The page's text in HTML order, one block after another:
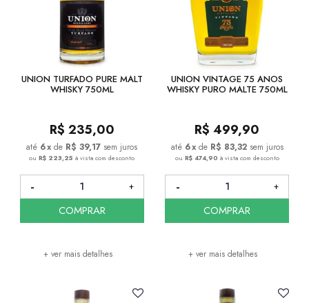
UNION TURFADO PURE MALT
WHISKY 750ML
R$ 235,00
6x de R$ 39,17 sem juros
ouR$ 223,25à vista com desconto
+ ver mais detalhes
COMPRAR
UNION VINTAGE 75 ANOS
WHISKY PURO MALTE 750ML
R$ 499,90
6x de R$ 83,32 sem juros
ou R$ 474,90 à vista com desconto
+ ver mais detalhes
COMPRAR